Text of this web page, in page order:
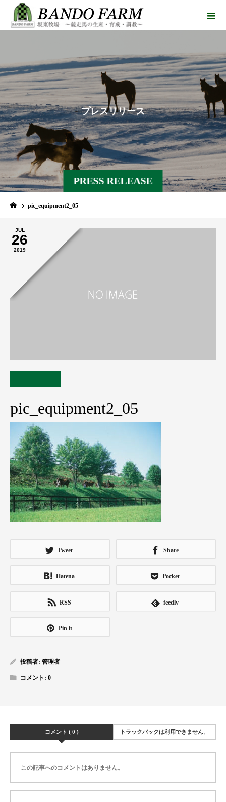
PRESS RELEASE
プレスリリース
pic_equipment2_05
JUL
26
2019
pic_equipment2_05
Tweet Share
Hatena Pocket
RSS feedly
Pin it
投稿者: 管理者
コメント: 0
コメント ( 0 ) トラックバックは利用できません。
この記事へのコメントはありません。